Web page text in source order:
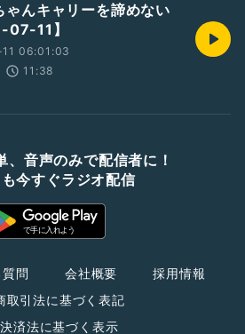
ゃんキャリーを諦めない
07-11】
06:01:03
11:38
、音声のみで配信者に！
今すぐラジオ配信
問 会社概要
採用情報
取引法に基づく表記
済法に基づく表示